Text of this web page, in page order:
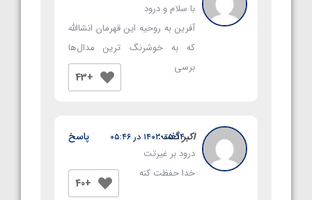
با سلام و درود
آفرین به روحیه این قهرمان انشاالله
که به خوشرنگ ترین مدال‌ها
برسی
+43
اکبرگفت:
۱۴۰۲-۰۵-۱۴ در ۰۵:۴۶
درود بر غیرتت
خدا حفظت کنه
+40
پاسخ